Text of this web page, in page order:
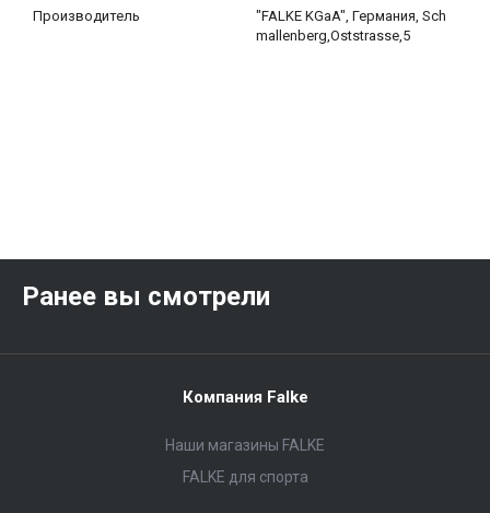
Производитель
"FALKE KGaA", Германия, Sch
mallenberg,Oststrasse,5
Ранее вы смотрели
Компания Falke
Наши магазины FALKE
FALKE для спорта